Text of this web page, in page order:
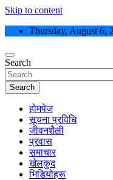
Skip to content
Thursday, August 6,
Search
Search
होमपेज
सूचना प्रविधि
जीवनशैली
प्रवास
समाचार
खेलकुद
भिडियोहरू